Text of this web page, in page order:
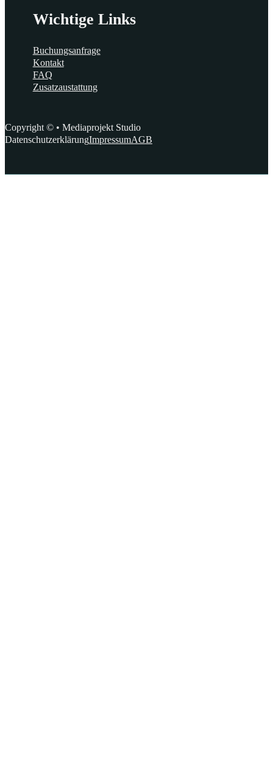
Wichtige Links
Buchungsanfrage
Kontakt
FAQ
Zusatzaustattung
Copyright © • Mediaprojekt Studio
DatenschutzerklärungImpressumAGB